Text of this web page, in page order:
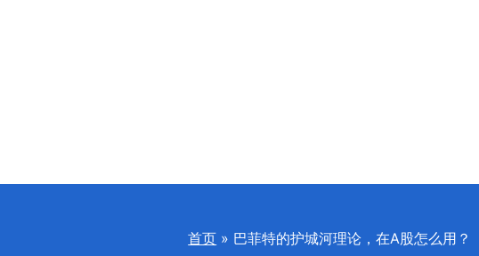
首页 巴菲特的护城河理论，在A股怎么用？